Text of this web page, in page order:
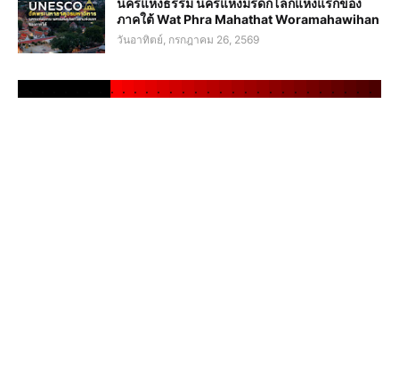
ภาคใต้ Wat Phra Mahathat Woramahawihan
วันอาทิตย์, กรกฎาคม 26, 2569
. . . . . . . . . . . . . . . . . . . . . .